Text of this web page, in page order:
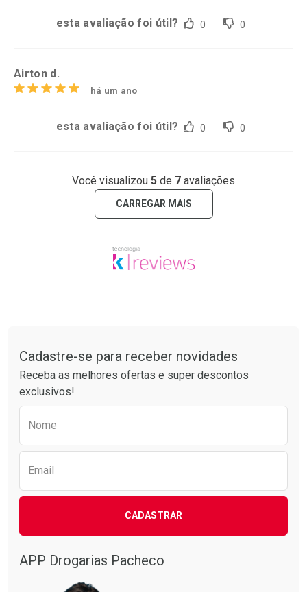
esta avaliação foi útil? 0 0
Airton d.
há um ano
esta avaliação foi útil? 0 0
Você visualizou 5 de 7 avaliações
CARREGAR MAIS
Cadastre-se para receber novidades
Receba as melhores ofertas e super descontos
exclusivos!
Nome
Email
CADASTRAR
APP Drogarias Pacheco